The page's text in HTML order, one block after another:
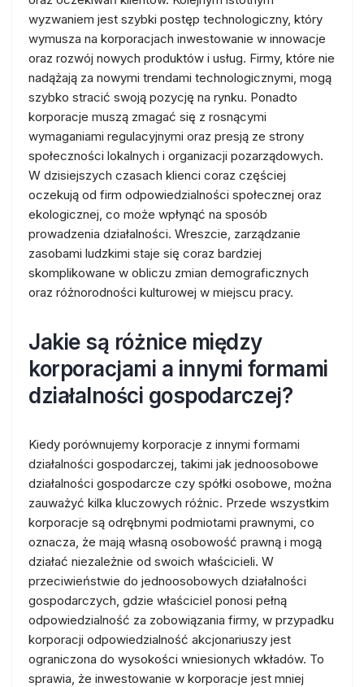
wyzwaniem jest szybki postęp technologiczny, który
wymusza na korporacjach inwestowanie w innowacje
oraz rozwój nowych produktów i usług. Firmy, które nie
nadążają za nowymi trendami technologicznymi, mogą
szybko stracić swoją pozycję na rynku. Ponadto
korporacje muszą zmagać się z rosnącymi
wymaganiami regulacyjnymi oraz presją ze strony
społeczności lokalnych i organizacji pozarządowych.
W dzisiejszych czasach klienci coraz częściej
oczekują od firm odpowiedzialności społecznej oraz
ekologicznej, co może wpłynąć na sposób
prowadzenia działalności. Wreszcie, zarządzanie
zasobami ludzkimi staje się coraz bardziej
skomplikowane w obliczu zmian demograficznych
oraz różnorodności kulturowej w miejscu pracy.
Jakie są różnice między
korporacjami a innymi formami
działalności gospodarczej?
Kiedy porównujemy korporacje z innymi formami
działalności gospodarczej, takimi jak jednoosobowe
działalności gospodarcze czy spółki osobowe, można
zauważyć kilka kluczowych różnic. Przede wszystkim
korporacje są odrębnymi podmiotami prawnymi, co
oznacza, że mają własną osobowość prawną i mogą
działać niezależnie od swoich właścicieli. W
przeciwieństwie do jednoosobowych działalności
gospodarczych, gdzie właściciel ponosi pełną
odpowiedzialność za zobowiązania firmy, w przypadku
korporacji odpowiedzialność akcjonariuszy jest
ograniczona do wysokości wniesionych wkładów. To
sprawia, że inwestowanie w korporacje jest mniej